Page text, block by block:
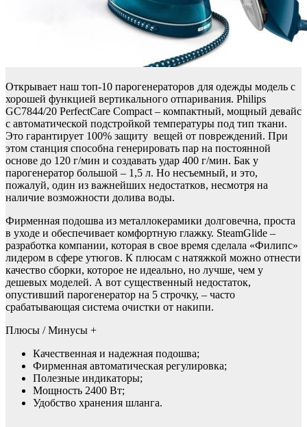
Открывает наш топ-10 парогенераторов для одежды модель с
хорошей функцией вертикального отпаривания. Philips
GC7844/20 PerfectCare Compact – компактный, мощный девайс
с автоматической подстройкой температуры под тип ткани.
Это гарантирует 100% защиту вещей от повреждений. При
этом станция способна генерировать пар на постоянной
основе до 120 г/мин и создавать удар 400 г/мин. Бак у
парогенератор большой – 1,5 л. Но несъемный, и это,
пожалуй, один из важнейших недостатков, несмотря на
наличие возможности долива воды.
Фирменная подошва из металлокерамики долговечна, проста
в уходе и обеспечивает комфортную глажку. SteamGlide –
разработка компании, которая в свое время сделала «Филипс»
лидером в сфере утюгов. К плюсам с натяжкой можно отнести
качество сборки, которое не идеально, но лучше, чем у
дешевых моделей. А вот существенный недостаток,
опустивший парогенератор на 5 строчку, – часто
срабатывающая система очистки от накипи.
Плюсы / Минусы +
Качественная и надежная подошва;
Фирменная автоматическая регулировка;
Полезные индикаторы;
Мощность 2400 Вт;
Удобство хранения шланга.